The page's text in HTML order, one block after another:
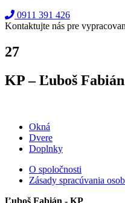
0911 391 426
Kontaktujte nás pre
27
KP – Ľuboš
Okná
Dvere
Doplnky
O spoločnosti
Zásady spracúvania
Ľuboš Fabián - KP